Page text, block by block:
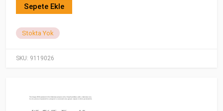
SKU: 9119026
Sepete Ekle
Stokta Yok